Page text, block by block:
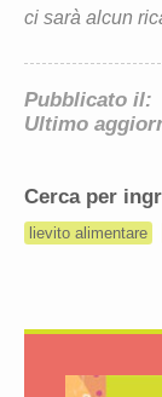
ci sarà alcun
Pubblicato il:
Ultimo
Cerca per
lievito alimentare